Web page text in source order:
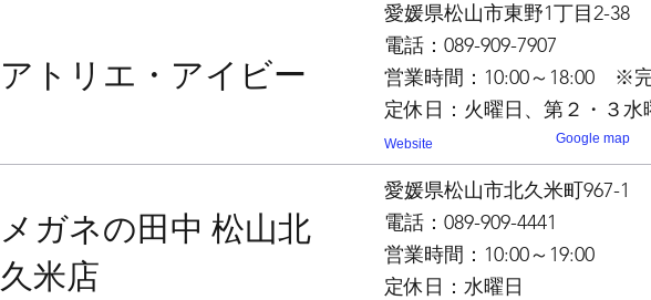
愛媛県松山市東野1丁目2-38
電話：089-909-7907
営業時間：10:00～18:00 ※
定休日：火曜日、第２・３水
Website
アトリエ・アイビー
Google map
愛媛県松山市北久米町967-1
電話：089-909-4441
営業時間：10:00～19:00
定休日：水曜日
メガネの田中 松山北
久米店